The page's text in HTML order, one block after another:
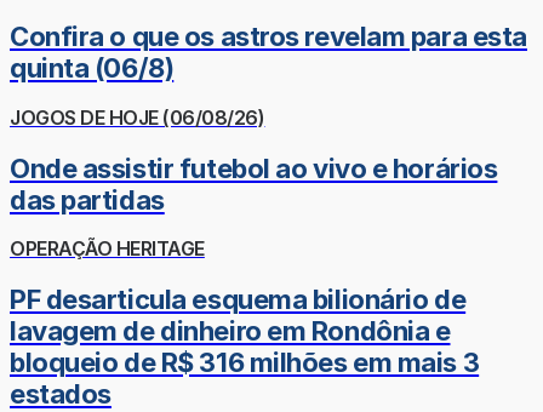
Confira o que os astros revelam para esta
quinta (06/8)
JOGOS DE HOJE (06/08/26)
Onde assistir futebol ao vivo e horários
das partidas
OPERAÇÃO HERITAGE
PF desarticula esquema bilionário de
lavagem de dinheiro em Rondônia e
bloqueio de R$ 316 milhões em mais 3
estados